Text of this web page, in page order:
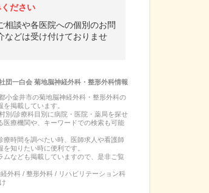
ださい
相談や各医院への個別のお問
などは受け付けておりませ
団一白会 菊地脳神経外科・整形外科情報
小金井市の菊地脳神経外科・整形外科の
を掲載しています。
別/診療科目別に病院・医院・薬局を探せ
医療機関や、キーワードでの検索も可能
療時間を調べたい時、医師求人や看護師
知りたい時に便利です。
ムなども掲載していますので、是非ご覧
外科 / 整形外科 / リハビリテーション科